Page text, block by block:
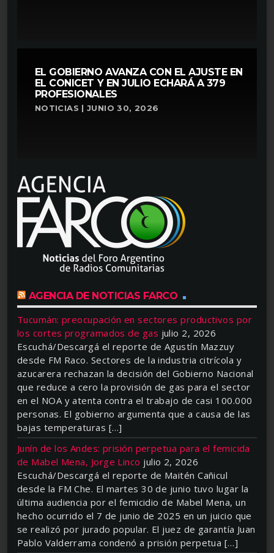
EL GOBIERNO AVANZA CON EL AJUSTE EN
EL CONICET Y EN JULIO ECHARÁ A 379
PROFESIONALES
NOTICIAS | JUNIO 30, 2026
AGENCIA DE NOTICIAS FARCO
Tucumán: preocupación en sectores productivos por
los cortes programados de gas julio 2, 2026
Escuchá/Descargá el reporte de Agustín Mazzuy
desde FM Raco. Sectores de la industria citrícola y
azucarera rechazan la decisión del Gobierno Nacional
que reduce a cero la provisión de gas para el sector
en el NOA y atenta contra el trabajo de casi 100.000
personas. El gobierno argumenta que a causa de las
bajas temperaturas […]
Junín de los Andes: prisión perpetua para el femicida
de Mabel Mena, Jorge Linco julio 2, 2026
Escuchá/Descargá el reporte de Maitén Cañicul
desde la FM Che. El martes 30 de junio tuvo lugar la
última audiencia por el femicidio de Mabel Mena, un
hecho ocurrido el 7 de junio de 2025 en un juicio que
se realizó por jurado popular. El juez de garantía Juan
Pablo Valderrama condenó a prisión perpetua […]